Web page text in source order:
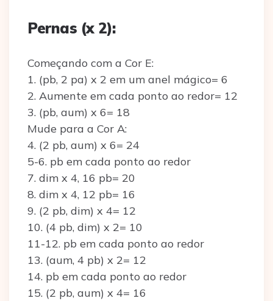
Pernas (x 2):
Começando com a Cor E:
1. (pb, 2 pa) x 2 em um anel mágico= 6
2. Aumente em cada ponto ao redor= 12
3. (pb, aum) x 6= 18
Mude para a Cor A:
4. (2 pb, aum) x 6= 24
5-6. pb em cada ponto ao redor
7. dim x 4, 16 pb= 20
8. dim x 4, 12 pb= 16
9. (2 pb, dim) x 4= 12
10. (4 pb, dim) x 2= 10
11-12. pb em cada ponto ao redor
13. (aum, 4 pb) x 2= 12
14. pb em cada ponto ao redor
15. (2 pb, aum) x 4= 16